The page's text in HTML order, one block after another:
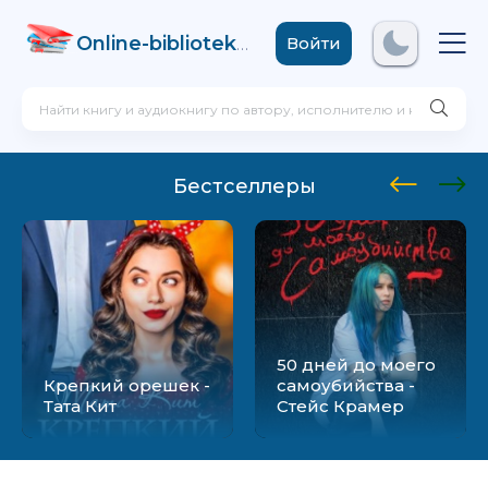
Online-biblioteka .comВойти
Бестселлеры
Крепкий орешек -
Тата Кит
50 дней до моего
самоубийства -
Стейс Крамер